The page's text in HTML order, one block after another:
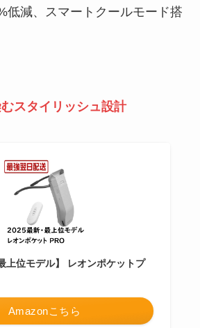
低減、スマートクールモード搭
スタイリッシュ設計
上位モデル】 レオンポケットプ
Amazonこちら